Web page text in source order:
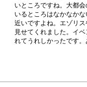
いところですね。大都
いるところはなかなか
近いですよね。エゾリ
見せてくれました。イ